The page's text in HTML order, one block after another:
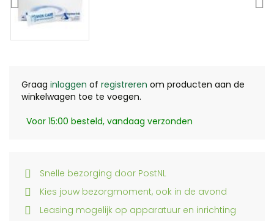
Graag inloggen of registreren om producten aan de
winkelwagen toe te voegen.
Voor 15:00 besteld, vandaag verzonden
Snelle bezorging door PostNL
Kies jouw bezorgmoment, ook in de avond
Leasing mogelijk op apparatuur en inrichting